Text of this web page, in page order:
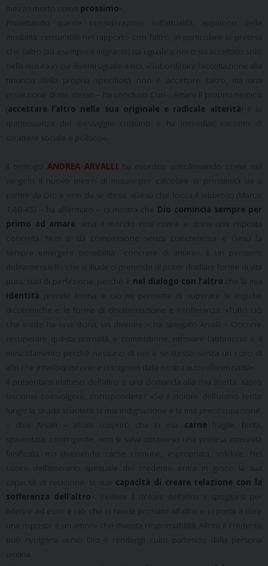
mezzo morto come prossimo
Proiettando queste considerazioni sull’attualità, appaiono delle
modalità censurabili nel rapporto con l’altro, in particolare la pretesa
che l’altro (ad esempio il migrante) sia uguale a noi o sia accettato solo
nella misura in cui diventi uguale a noi. «Subordinare l’accettazione alla
rinuncia della propria specificità non è accettare l’altro, ma una
proiezione di me stesso – ha concluso Curi -. Amare il proprio nemico
accettare l’altro nella sua originale e radicale alterità
quintessenza del messaggio cristiano e ha immediati riscontri di
carattere sociale e politico».
Il teologo ANDREA ARVALLI ha esordito sottolineando come nel
vangelo il nuovo metro di misura per calcolare la prossimità sia a
partire da Dio e non da se stessi. «Gesù che tocca il lebbroso (Marco
1,40-45) – ha affermato – ci mostra che Dio comincia sempre per
primo ad amare : ama il mondo così com’è e dona una risposta
concreta. Non si dà compassione senza concretezza e Gesù fa
sempre emergere possibilità concrete di amare». È un pensiero
delirante quello che si illude o pretende di poter distillare forme di vita
pura, stati di perfezione, perché è nel dialogo con l’altro che la mia
identità prende forma e ciò mi permette di superare le logiche
dicotomiche e le forme di discriminazione e intolleranza. «Tutto ciò
che esiste ha una storia, un divenire – ha spiegato Arvalli – Occorre
recuperare questa porosità e commistione, ritrovare l’abbraccio e il
mescolamento perché nessuno di noi è se stesso senza un coro di
altri che interloquiscono e ci tolgono dalla nostra autoreferenzialità».
Il presentarsi inatteso dell’altro è una domanda alla mia libertà: saprò
lasciarmi coinvolgere, corrispondere? «Se il dolore dell’uomo ferito
lungo la strada scuoterà la mia indignazione e la mia preoccupazione,
– dice Arvalli – allora scoprirò che la mia carne fragile, ferita,
spaventata, contingente, non si salva attraverso una pretesa immunità
falsificata, ma divenendo carne comune, espropriata, solidale. Nel
cuore dell’itinerario spirituale del credente entra in gioco la sua
capacità di relazione, la sua capacità di creare relazione con la
sofferenza dell’altro ». Vedere il dolore dell’altro e spogliarsi per
aderire ad esso è ciò che ci rende prossimi all’altro e ci porta a dare
una risposta: è un amore che diventa responsabilità. Allora il credente
può rivolgersi verso Dio e rendergli culto partendo dalla persona
umana.